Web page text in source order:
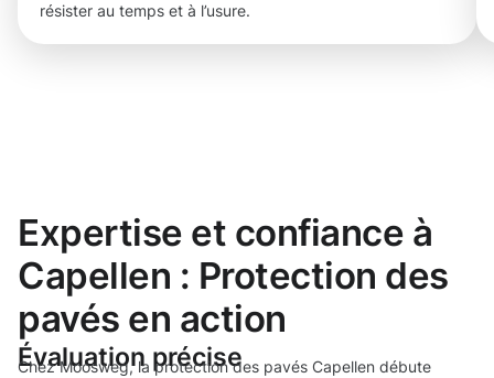
résister au temps et à l’usure.
Expertise et confiance à
Capellen : Protection des
pavés en action
Évaluation précise
Chez Moosweg, la protection des pavés Capellen débute